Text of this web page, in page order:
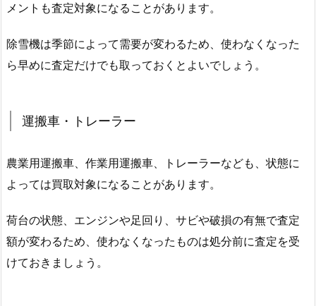
メントも査定対象になることがあります。
除雪機は季節によって需要が変わるため、使わなくなった
ら早めに査定だけでも取っておくとよいでしょう。
運搬車・トレーラー
農業用運搬車、作業用運搬車、トレーラーなども、状態に
よっては買取対象になることがあります。
荷台の状態、エンジンや足回り、サビや破損の有無で査定
額が変わるため、使わなくなったものは処分前に査定を受
けておきましょう。